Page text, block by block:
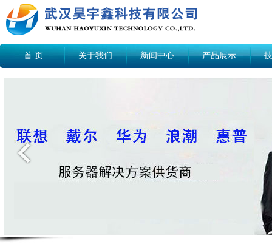
首 页 关于我们 新闻中心 产品展示